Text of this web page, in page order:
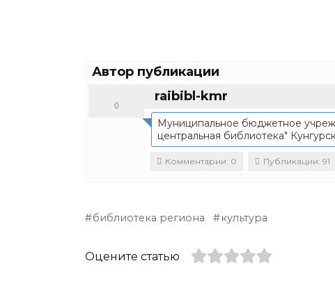
Автор публикации
raibibl-kmr
0
Муниципальное бюджетное
центральная библиотека"
Комментарии: 0 Публикации: 91
библиотека региона культура
Оцените статью